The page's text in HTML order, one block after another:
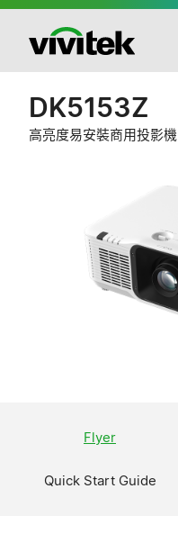
DK5153Z
高亮度易安裝商用投影機
Flyer
Quick Start Guide